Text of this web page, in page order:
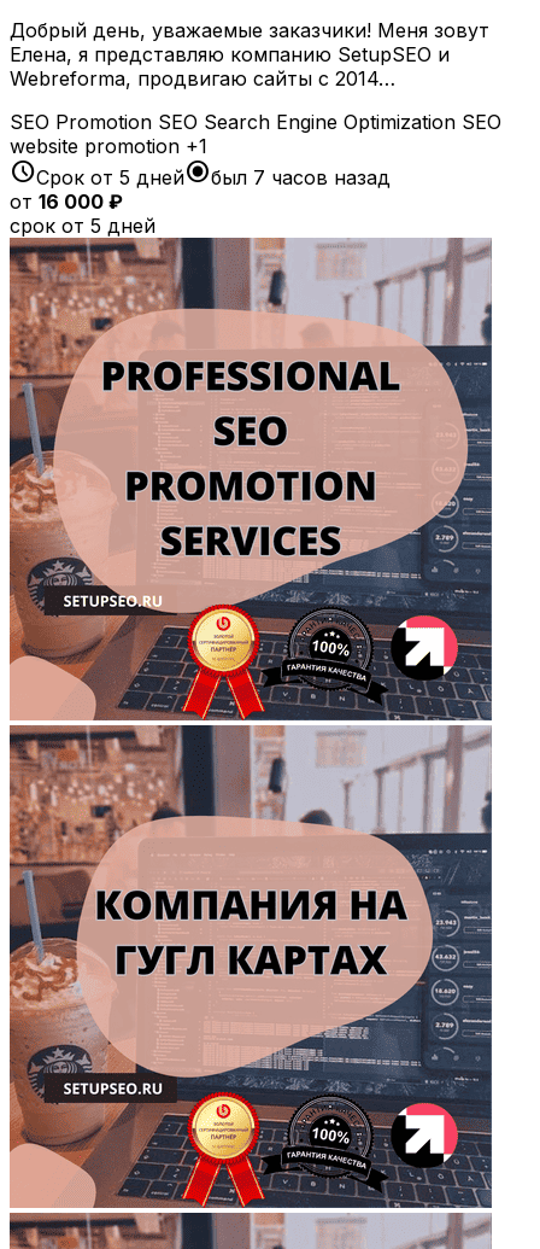
Добрый день, уважаемые заказчики! Меня зовут
Елена, я представляю компанию SetupSEO и
Webreforma, продвигаю сайты с 2014…
SEO Promotion SEO Search Engine Optimization SEO
website promotion +1
scheduleСрок от 5 днейradio_button_checkedбыл 7 часов назад
от 16 000 ₽
срок от 5 дней